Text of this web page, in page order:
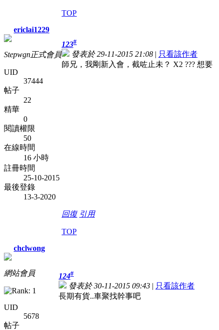
TOP
ericlai1229
Stepwgn正式會員
UID
37444
帖子
22
精華
0
閱讀權限
50
在線時間
16 小時
註冊時間
25-10-2015
最後登錄
13-3-2020
123#
發表於 29-11-2015 21:08 | 只看該作者
師兄，我剛新入會，截咗止未？ X2 ??? 想要
回復 引用
TOP
chclwong
網站會員
UID
5678
帖子
124#
發表於 30-11-2015 09:43 | 只看該作者
長期有貨..車聚找幹事吧